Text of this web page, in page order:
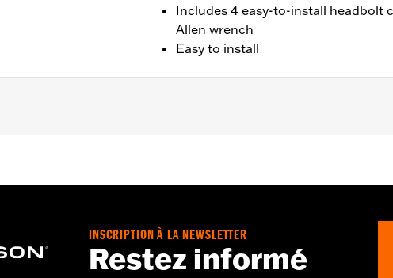
Includes 4 easy-to-install headbolt
Allen wrench
Easy to install
INSCRIPTION À LA NEWSLETTER
Restez informé